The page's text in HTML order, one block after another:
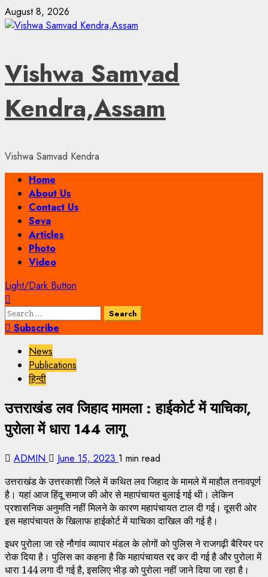
Skip
to
August 8, 2026
Vishwa Samvad
Kendra,Assam
Vishwa Samvad Kendra
Primary
Menu
Home
About Us
Contact Us
Seva
Articles
Photo
Video
Light/Dark Button
Search
for:Subscribe
News
Publications
हिन्दी
उत्तराखंड लव जिहाद मामला : हाईकोर्ट में याचिका,
पुरोला में धारा 144 लागू
ADMIN June 15, 2023 1 min read
उत्तराखंड के उत्तरकाशी जिले में कथित लव जिहाद के मामले में माहौल तनावपूर्ण
है। यहां आज हिंदू समाज की ओर से महापंचायत बुलाई गई थी। लेकिन
प्रशासनिक अनुमति नहीं मिलने के कारण महापंचायत टाल दी गई। दूसरी ओर
इस महापंचायत के खिलाफ हाईकोर्ट में याचिका दाखिल की गई है।
इधर पुरोला जा रहे नौगांव व्यापार मंडल के लोगों को पुलिस ने राजगढ़ी बैरियर पर
रोक दिया है। पुलिस का कहना है कि महापंचायत रद्द कर दी गई है और पुरोला में
धारा 144 लगा दी गई है, इसलिए भीड़ को पुरोला नहीं जाने दिया जा रहा है।